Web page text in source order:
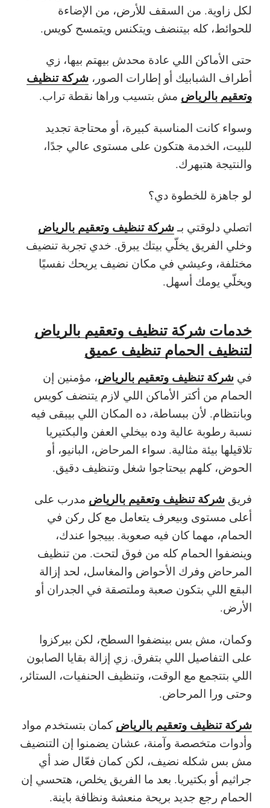
لكل زاوية. من السقف للأرض، من الإضاءة
للحوائط، كله بيتنضف ويتكنس ويتمسح كويس.
حتى الأماكن اللي عادة محدش بيهتم بيها، زي
أطراف الشبابيك أو إطارات الصور، شركة تنظيف
وتعقيم بالرياض مش بتسيب وراها نقطة تراب.
وسواء كانت المناسبة كبيرة، أو محتاجة تجديد
للبيت، الخدمة هتكون على مستوى عالي جدًا،
والنتيجة هتبهرك.
لو جاهزة للخطوة دي؟
اتصلي دلوقتي بـ شركة تنظيف وتعقيم بالرياض
وخلي الفريق يخلّي بيتك يبرق. خدي تجربة تنضيف
مختلفة، وعيشي في مكان نضيف يريحك نفسيًا
ويخلّي يومك أسهل.
خدمات شركة تنظيف وتعقيم بالرياض
لتنظيف الحمام تنظيف عميق
في شركة تنظيف وتعقيم بالرياض، مؤمنين إن
الحمام من أكتر الأماكن اللي لازم يتنضف كويس
وبانتظام. لأن ببساطة، ده المكان اللي بيبقى فيه
نسبة رطوبة عالية وده بيخلي العفن والبكتيريا
تلاقيلها بيئة مثالية. سواء المرحاض، البانيو، أو
الحوض، كلهم بيحتاجوا شغل وتنظيف دقيق.
فريق شركة تنظيف وتعقيم بالرياض مدرب على
أعلى مستوى وبيعرف يتعامل مع كل ركن في
الحمام، مهما كان فيه صعوبة. بييجوا عندك،
وينضفوا الحمام كله من فوق لتحت. من تنظيف
المرحاض وفرك الأحواض والمغاسل، لحد إزالة
البقع اللي بتكون صعبة وملتصقة في الجدران أو
الأرض.
وكمان، مش بس بينضفوا السطح، لكن بيركزوا
على التفاصيل اللي بتفرق. زي إزالة بقايا الصابون
اللي بتتجمع مع الوقت، وتنظيف الحنفيات، الستائر،
وحتى ورا المرحاض.
شركة تنظيف وتعقيم بالرياض كمان بتستخدم مواد
وأدوات متخصصة وآمنة، عشان يضمنوا إن التنضيف
مش بس شكله نضيف، لكن كمان فعّال ضد أي
جراثيم أو بكتيريا. بعد ما الفريق يخلص، هتحسي إن
الحمام رجع جديد بريحة منعشة ونظافة باينة.